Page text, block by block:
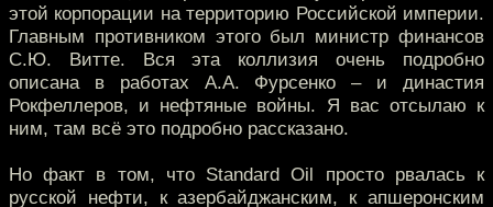
этой корпорации на территорию Российской империи.
Главным противником этого был министр финансов
С.Ю. Витте. Вся эта коллизия очень подробно
описана в работах А.А. Фурсенко – и династия
Рокфеллеров, и нефтяные войны. Я вас отсылаю к
ним, там всё это подробно рассказано.
Но факт в том, что Standard Oil просто рвалась к
русской нефти, к азербайджанским, к апшеронским